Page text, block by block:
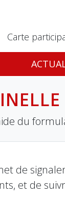
Carte
du
de
et de